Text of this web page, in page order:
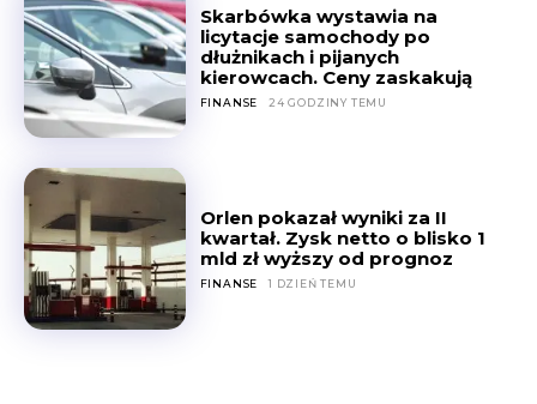
Skarbówka wystawia na
licytacje samochody po
dłużnikach i pijanych
kierowcach. Ceny zaskakują
FINANSE 24 GODZINY TEMU
Orlen pokazał wyniki za II
kwartał. Zysk netto o blisko 1
mld zł wyższy od prognoz
FINANSE 1 DZIEŃ TEMU